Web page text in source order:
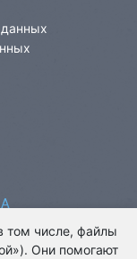
том числе, файлы
Они помогают